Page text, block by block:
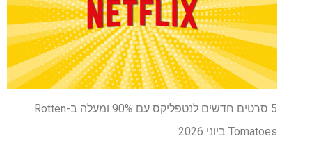
5 סרטים חדשים לנטפליקס עם 90% ומעלה ב-Rotten
Tomatoes ביוני 2026